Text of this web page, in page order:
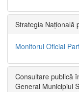
Strategia Națională
Monitorul Oficial
Consultare publică
General Municipiul